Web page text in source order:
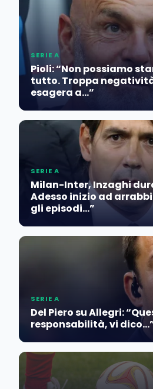
SERIE A
Pioli: “Non possiamo
tutto. Troppa
esagera a…”
SERIE A
Milan-Inter, Inzaghi
Adesso inizio ad
gli episodi…”
SERIE A
Del Piero su Allegri:
responsabilità, vi